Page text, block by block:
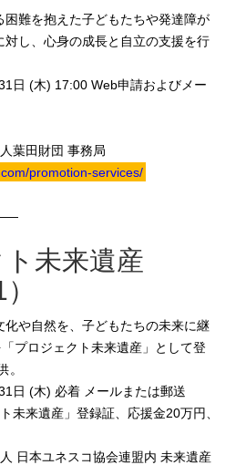
難を抱えた子どもたちや発達障が
対し、心身の成長と自立の支援を行
日 (木) 17:00 Web申請およびメー
葉田財団 事務局
promotion-services/
未来遺産
化や自然を、子どもたちの未来に継
プロジェクト未来遺産」として登
。
日 (木) 必着 メールまたは郵送
未来遺産」登録証、応援金20万円、
日本ユネスコ協会連盟内 未来遺産